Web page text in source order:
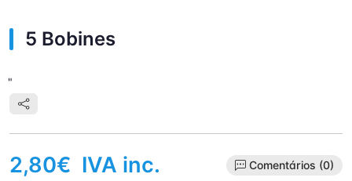
5 Bobines
"
2,80€ IVA inc. Comentários (0)